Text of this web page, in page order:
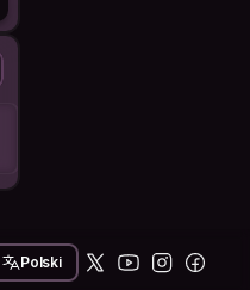
Polski